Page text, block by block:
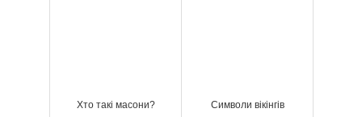
Хто такі масони? Символи вікінгів